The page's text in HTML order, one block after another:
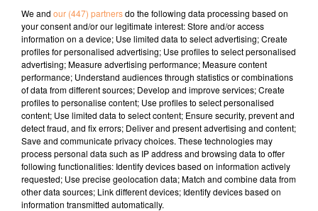
00:51 LOURDES / Loto de l'ADAPEI dimanche 16 mars a
prtir de 14h30 à l'Espace Robert Hosseinwww.lourdes.fr
01:04 PAU / Spectacle de Laura Laune au zénoth vendredi
14 mars à 20hwww.zenith-pau.com
01:17 BILLERE / Musique & cacao qui vous attend samdi 15
et dimanche 16 mars avec Sari Seramor rendez-vous au
Centre Amoywww.billere.fr
We and our (447) partnersdo the following data processing based on
your consent and/or our legitimate interest: Store and/or access
information on a device; Use limited data to select advertising; Create
profiles for personalised advertising; Use profiles to select personalised
advertising; Measure advertising performance; Measure content
performance; Understand audiences through statistics or combinations
of data from different sources; Develop and improve services; Create
profiles to personalise content; Use profiles to select personalised
content; Use limited data to select content; Ensure security, prevent and
detect fraud, and fix errors; Deliver and present advertising and content;
Save and communicate privacy choices. These technologies may
process personal data such as IP address and browsing data to offer
following functionalities: Identify devices based on information actively
requested; Use precise geolocation data; Match and combine data from
other data sources; Link different devices; Identify devices based on
information transmitted automatically.